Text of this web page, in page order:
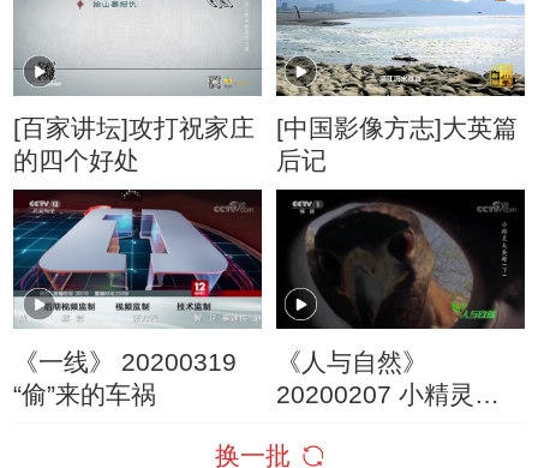
[百家讲坛]攻打祝家庄
的四个好处
[中国影像方志]大英篇
后记
《一线》 20200319
“偷”来的车祸
《人与自然》
20200207 小精灵大
换一批